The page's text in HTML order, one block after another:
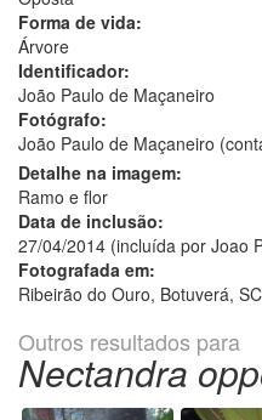
Forma de vida:
Árvore
Identificador:
João Paulo de Maçaneiro
Fotógrafo:
João Paulo de Maçaneiro
Detalhe na imagem:
Ramo e flor
Data de inclusão:
27/04/2014 (incluída por Joao
Fotografada em:
Ribeirão do Ouro, Botuverá,
Outros resultados para
Nectandra